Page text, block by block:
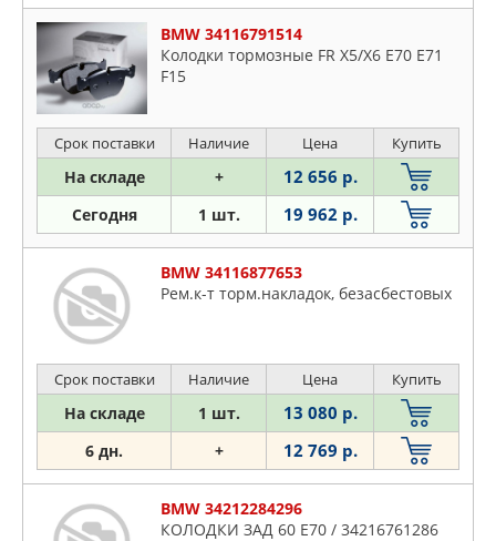
BMW 34116791514
Колодки тормозные FR X5/X6 E70 E71
F15
Срок поставки Наличие Цена Купить
На складе + 12 656 р.
Сегодня 1 шт. 19 962 р.
BMW 34116877653
Рем.к-т торм.накладок, безасбестовых
Срок поставки Наличие Цена Купить
На складе 1 шт. 13 080 р.
6 дн. + 12 769 р.
BMW 34212284296
КОЛОДКИ ЗАД 60 E70 / 34216761286